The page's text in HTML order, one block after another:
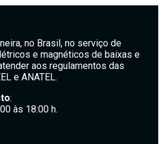
no Brasil, no serviço de
e magnéticos de baixas e
aos regulamentos das
e ANATEL.
:
às 18:00 h.